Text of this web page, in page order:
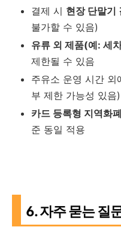
결제 시 현장 단말기
불가할 수 있음)
유류 외 제품(예: 세
제한될 수 있음
주유소 운영 시간 외
부 제한 가능성 있음)
카드 등록형 지역화폐
준 동일 적용
6. 자주 묻는 질